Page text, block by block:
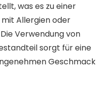
was es zu einer
Allergien oder
Verwendung von
sorgt für eine
Geschmack